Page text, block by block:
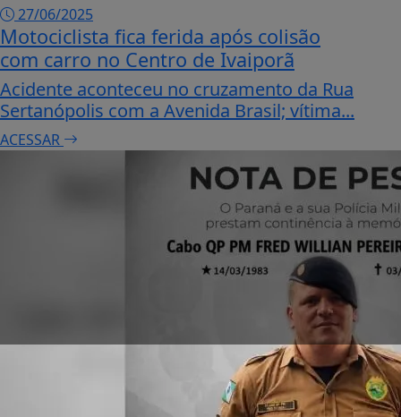
27/06/2025
Motociclista fica ferida após colisão
com carro no Centro de Ivaiporã
Acidente aconteceu no cruzamento da Rua
Sertanópolis com a Avenida Brasil; vítima...
ACESSAR